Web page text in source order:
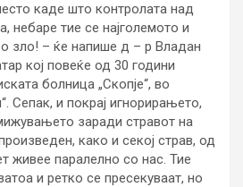
каде што контролата над
небаре тие се најголемото и
зло! – ќе напише д – р Владан
кој повеќе од 30 години
болница „Скопје“, во
Сепак, и покрај игнорирањето,
заради стравот на
како и секој страв, од
живее паралелно со нас. Тие
и ретко се пресекуваат, но